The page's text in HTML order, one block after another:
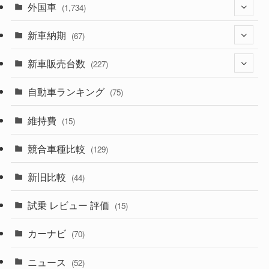
(1,322)
(330)
(526)
(357)
(328)
(194)
(230)
(253)
外国車 (1,734)
(242)
(85)
(84)
(14)
(222)
(50)
(43)
(58)
(28)
新車納期 (67)
(28)
(8)
(3)
(3)
(5)
(1)
新車販売台数 (227)
(21)
(5)
(7)
(5)
自動車ランキング (75)
維持費 (15)
競合車種比較 (129)
新旧比較 (44)
試乗 レビュー 評価 (15)
カーナビ (70)
ニュース (52)